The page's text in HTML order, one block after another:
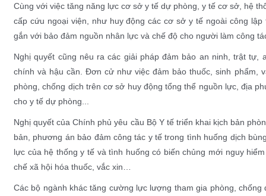
Cùng với việc tăng năng lực cơ sở y tế dự phòng, y tế cơ sở, hệ
cấp cứu ngoại viện, như huy động các cơ sở y tế ngoài công
gắn với bảo đảm nguồn nhân lực và chế độ cho người làm công
Nghị quyết cũng nêu ra các giải pháp đảm bảo an ninh, trật tự,
chính và hậu cần. Đơn cử như việc đảm bảo thuốc, sinh phẩm,
phòng, chống dịch trên cơ sở huy động tổng thể nguồn lực, địa
cho y tế dự phòng...
Nghị quyết của Chính phủ yêu cầu Bộ Y tế triển khai kịch bản
bản, phương án bảo đảm công tác y tế trong tình huống dịch
lực của hệ thống y tế và tình huống có biến chủng mới nguy
chế xã hội hóa thuốc, vắc xin…
Các bộ ngành khác tăng cường lực lượng tham gia phòng, chống